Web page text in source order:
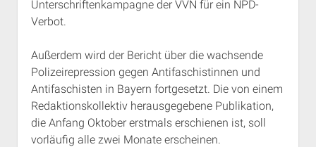
Rechte Termine München
Über a.i.d.a.
Bibliothek
Kontakt & PGP-Key
Unterschriftenkampagne der VVN für ein NPD-
Verbot.
Außerdem wird der Bericht über die wachsende
Polizeirepression gegen Antifaschistinnen und
Antifaschisten in Bayern fortgesetzt. Die von einem
Redaktionskollektiv herausgegebene Publikation,
die Anfang Oktober erstmals erschienen ist, soll
vorläufig alle zwei Monate erscheinen.